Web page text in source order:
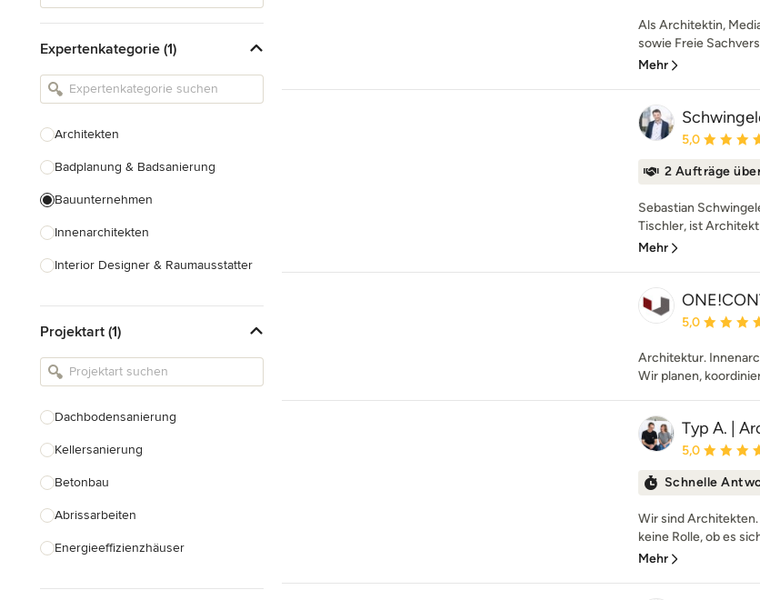
Expertenkategorie (1)
Architekten
Badplanung & Badsanierung
Bauunternehmen
Innenarchitekten
Interior Designer & Raumausstatter
Landschaftsarchitekten
Armaturen & Sanitärbedarf
Projektart (1)
Dachbodensanierung
Kellersanierung
Betonbau
Abrissarbeiten
Energieeffizienzhäuser
Als Architektin,
sowie Freie
Mehr
5,0
2 Aufträge
Sebastian
Tischler, ist
Mehr
5,0
Architektur.
Wir planen,
Typ A. |
5,0
Schnelle
Wir sind
keine Rolle, ob es
Mehr